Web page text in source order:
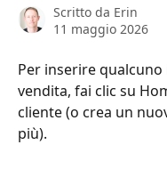
Scritto da Erin
11 maggio 2026
Per inserire
vendita, fai clic su
cliente (o crea un
più).